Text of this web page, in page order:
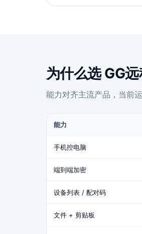
为什么选 GG
能力对齐主流产品，当前
能力
手机控电脑
端到端加密
设备列表 / 配对码
文件 + 剪贴板